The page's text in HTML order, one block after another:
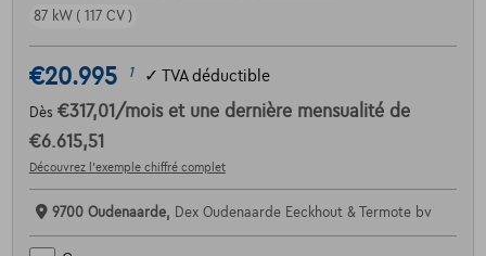
87 kW ( 117 CV )
€20.995 1 ✓ TVA déductible
Dès €317,01 /mois et une dernière mensualité de
€6.615,51
Découvrez l’exemple chiffré complet
9700 Oudenaarde, Dex Oudenaarde Eeckhout & Termote bv